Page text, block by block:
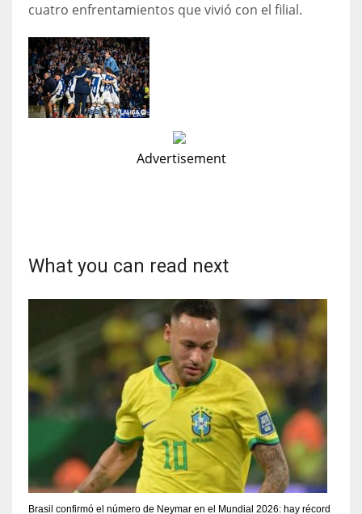
cuatro enfrentamientos que vivió con el filial.
Advertisement
What you can read next
Brasil confirmó el número de Neymar en el Mundial 2026: hay récord